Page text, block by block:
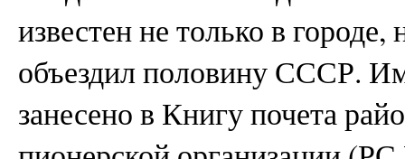
известен не только в
объездил половину СССР.
занесено в Книгу почета